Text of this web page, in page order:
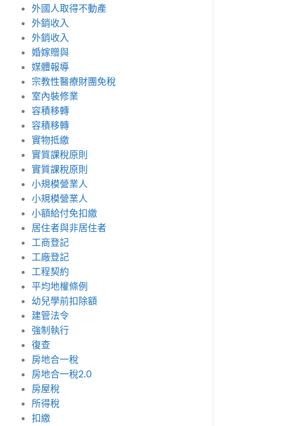
外國人取得不動產
外銷收入
外銷收入
婚嫁贈與
媒體報導
宗教性醫療財團免稅
室內裝修業
容積移轉
容積移轉
實物抵繳
實質課稅原則
實質課稅原則
小規模營業人
小規模營業人
小額給付免扣繳
居住者與非居住者
工商登記
工廠登記
工程契約
平均地權條例
幼兒學前扣除額
建管法令
強制執行
復查
房地合一稅
房地合一稅2.0
房屋稅
所得稅
扣繳